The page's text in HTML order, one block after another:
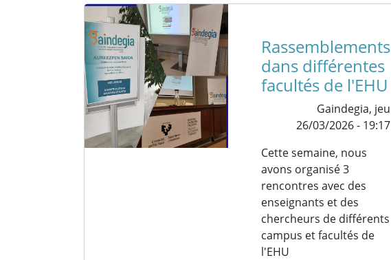
Rassemblements
dans différentes
facultés de l'EHU
Gaindegia, jeu
26/03/2026 - 19:17
Cette semaine, nous
avons organisé 3
rencontres avec des
enseignants et des
chercheurs de différents
campus et facultés de
l'EHU